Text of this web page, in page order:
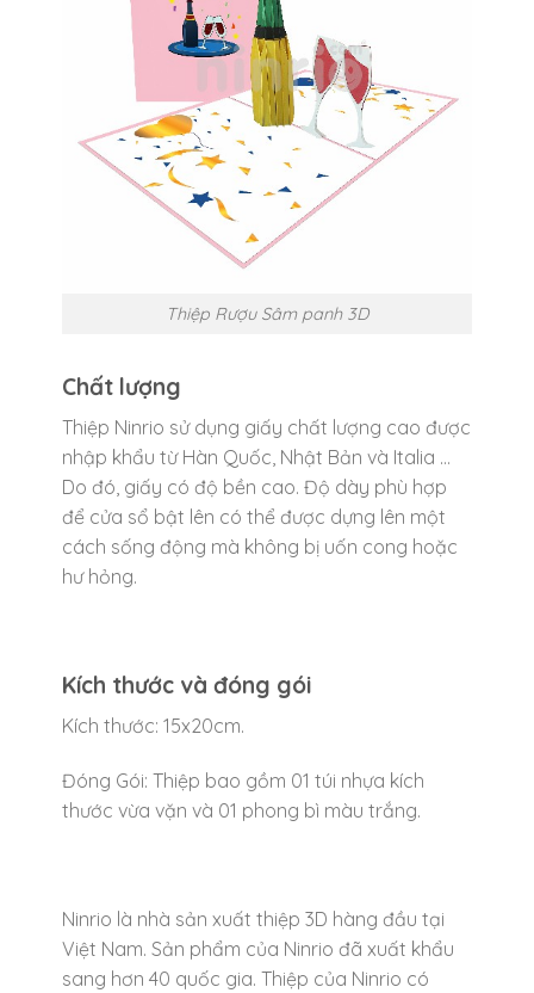
Thiệp Rượu Sâm panh 3D
Chất lượng
Thiệp Ninrio sử dụng giấy chất lượng cao được
nhập khẩu từ Hàn Quốc, Nhật Bản và Italia …
Do đó, giấy có độ bền cao. Độ dày phù hợp
để cửa sổ bật lên có thể được dựng lên một
cách sống động mà không bị uốn cong hoặc
hư hỏng.
Kích thước và đóng gói
Kích thước: 15x20cm.
Đóng Gói: Thiệp bao gồm 01 túi nhựa kích
thước vừa vặn và 01 phong bì màu trắng.
Ninrio là nhà sản xuất thiệp 3D hàng đầu tại
Việt Nam. Sản phẩm của Ninrio đã xuất khẩu
sang hơn 40 quốc gia. Thiệp của Ninrio có